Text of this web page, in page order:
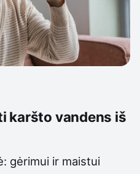
karšto vandens iš
gėrimui ir maistui